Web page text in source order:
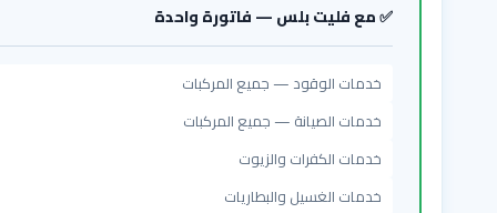
✅ مع فليت بلس — فاتورة واحدة
خدمات الوقود — جميع المركبات
خدمات الصيانة — جميع المركبات
خدمات الكفرات والزيوت
خدمات الغسيل والبطاريات